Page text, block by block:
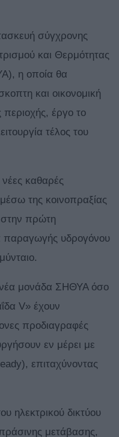
σύγχρονης
και Θερμότητας
η οποία θα
και οικονομική
έργο το
τέλος του
καθαρές
της κοινοπραξίας
στην πρώτη
παραγωγής υδρογόνου
νέα μονάδα ΣΗΘΥΑ όσο
V» έχουν
προδιαγραφές
εν μέρει με
επιταχύνοντας
ηλεκτρικού δικτύου
μετάβασης,